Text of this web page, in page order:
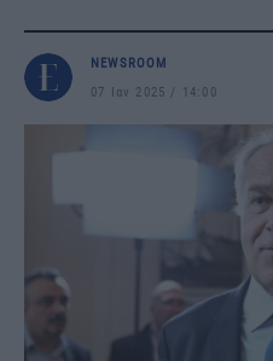
NEWSROOM
07 Ιαν 2025
14:00